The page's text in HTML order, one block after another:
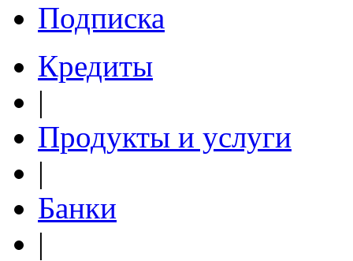
Подписка
Кредиты
|
Продукты и услуги
|
Банки
|